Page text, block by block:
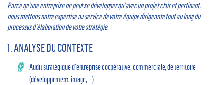
Parce qu’une entreprise ne peut se développer qu’avec un projet clair et pertinent,
nous mettons notre expertise au service de votre équipe dirigeante tout au long du
processus d’élaboration de votre stratégie.
1. ANALYSE DU CONTEXTE
Audit stratégique d’entreprise coopérative, commerciale, de territoire
(développement, image, …)